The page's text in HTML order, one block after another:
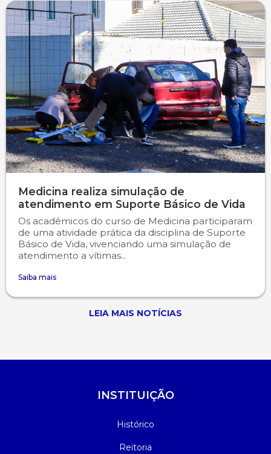
Medicina realiza simulação de
atendimento em Suporte Básico de Vida
Os acadêmicos do curso de Medicina participaram
de uma atividade prática da disciplina de Suporte
Básico de Vida, vivenciando uma simulação de
atendimento a vítimas...
Saiba mais
LEIA MAIS NOTÍCIAS
INSTITUIÇÃO
Histórico
Reitoria